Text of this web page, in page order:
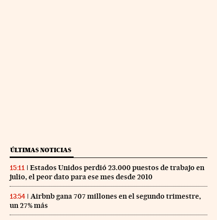
ÚLTIMAS NOTICIAS
15:11
Estados Unidos perdió 23.000 puestos de trabajo en
julio, el peor dato para ese mes desde 2010
13:54
Airbnb gana 707 millones en el segundo trimestre,
un 27% más